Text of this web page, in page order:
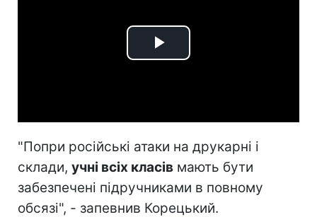
Play
"Попри російські атаки на друкарні і
склади, учні всіх класів мають бути
забезпечені підручниками в повному
обсязі", - запевнив Корецький.